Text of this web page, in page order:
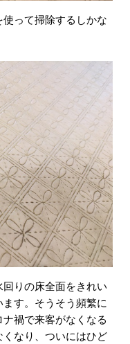
って掃除するしかな
りの床全面をきれい
す。そうそう頻繁に
禍で来客がなくなる
なり、ついにはひど